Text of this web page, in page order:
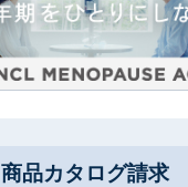
商品カタログ請求